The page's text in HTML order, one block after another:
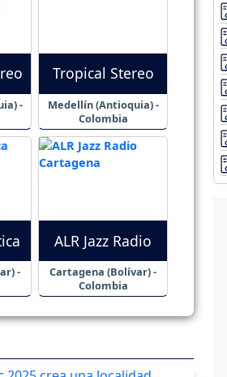
-
Tropical Stereo
Medellín (Antioquia) -
Colombia
-
ALR Jazz Radio
Cartagena (Bolívar) -
Colombia